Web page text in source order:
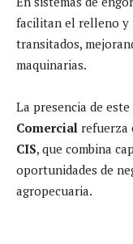
facilitan el relleno y
transitados,
maquinarias.
La presencia de
Comercial refuerza
CIS, que combina
oportunidades de
agropecuaria.